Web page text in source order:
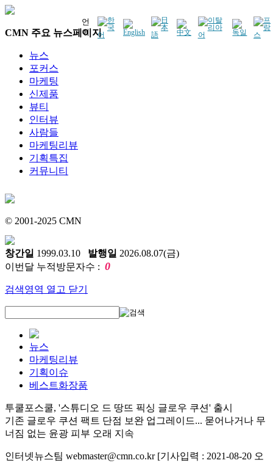
언
어
CMN 주요 뉴스페이지
뉴스
포커스
마케팅
신제품
뷰티
인터뷰
사람들
마케팅리뷰
기획특집
커뮤니티
© 2001-2025 CMN
창간일 1999.03.10 발행일 2026.08.07(금)
이번달 누적방문자수 : 0
검색영역 열고 닫기
뉴스
마케팅리뷰
기획이슈
베스트화장품
투쿨포스쿨, '스튜디오 드 땅뜨 픽싱 글로우 쿠션' 출시
기존 글로우 쿠션 팩트 단점 보완 업그레이드... 묻어나거나 무
너짐 없는 윤광 피부 오래 지속
인터넷뉴스팀 webmaster@cmn.co.kr [기사입력 : 2021-08-20 오